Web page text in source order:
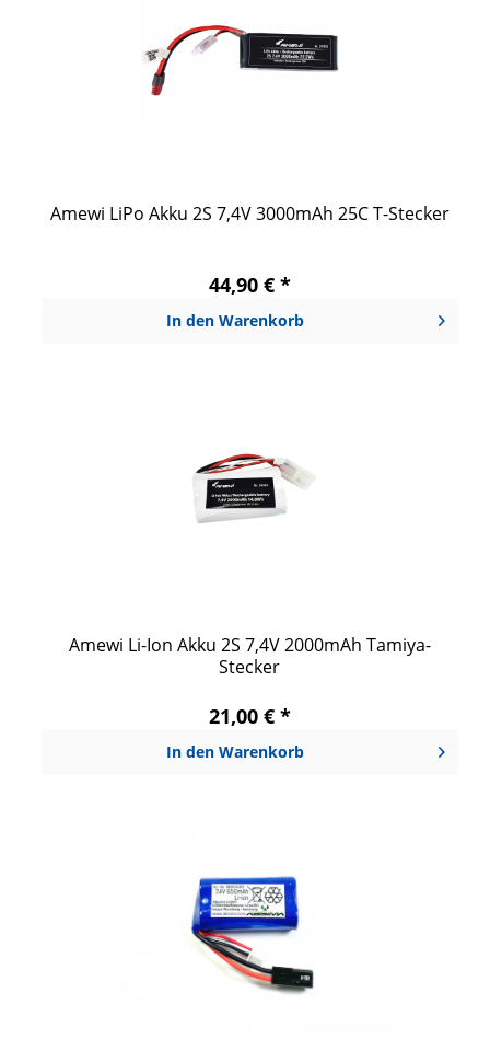
Amewi LiPo Akku 2S 7,4V 3000mAh 25C T-Stecker
44,90 € *
In den Warenkorb
Amewi Li-Ion Akku 2S 7,4V 2000mAh Tamiya-
Stecker
21,00 € *
In den Warenkorb